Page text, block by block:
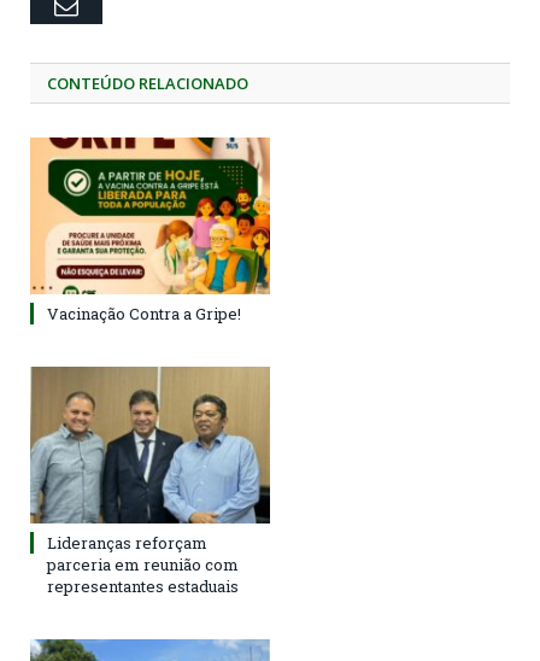
Email
CONTEÚDO RELACIONADO
Vacinação Contra a Gripe!
Lideranças reforçam
parceria em reunião com
representantes estaduais